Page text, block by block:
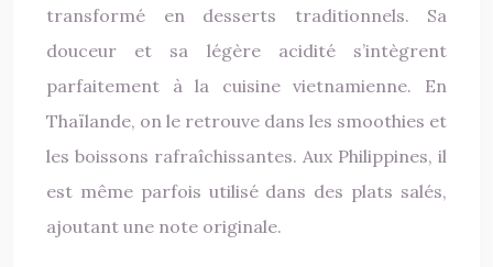
transformé en desserts traditionnels. Sa
douceur et sa légère acidité s’intègrent
parfaitement à la cuisine vietnamienne. En
Thaïlande, on le retrouve dans les smoothies et
les boissons rafraîchissantes. Aux Philippines, il
est même parfois utilisé dans des plats salés,
ajoutant une note originale.